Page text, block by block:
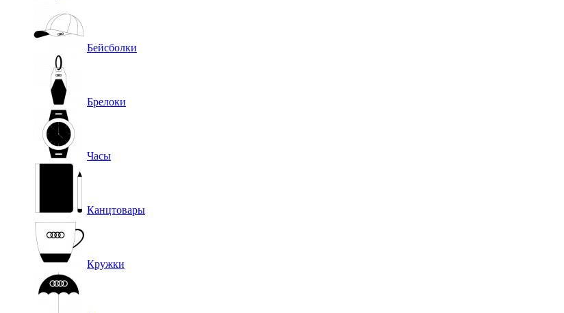
Бейсболки
Брелоки
Часы
Канцтовары
Кружки